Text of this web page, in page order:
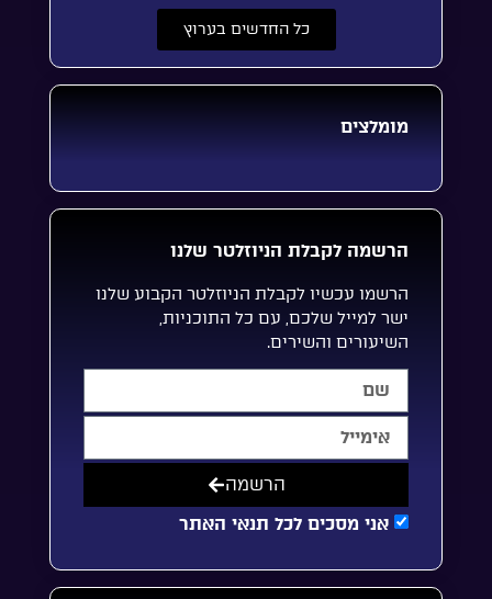
כל החדשים בערוץ
מומלצים
הרשמה לקבלת הניוזלטר שלנו
הרשמו עכשיו לקבלת הניוזלטר הקבוע שלנו
ישר למייל שלכם, עם כל התוכניות,
השיעורים והשירים.
אני מסכים לכל תנאי האתר
הרשמה